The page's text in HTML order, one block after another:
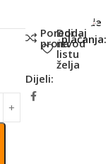
Poredi
proizvod
Dodaj
na
listu
želja
Dijeli:
Metode
plaćanja: